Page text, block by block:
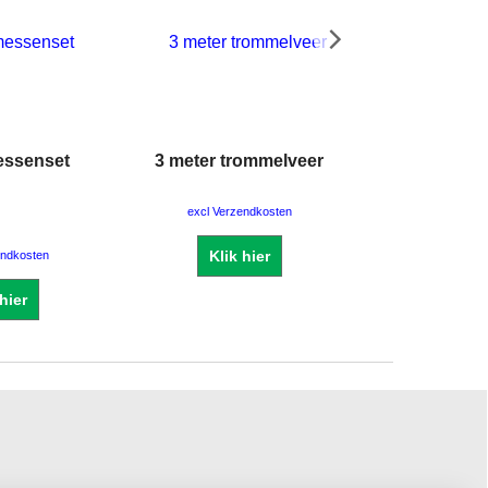
3 meter trommelveer
excl Verzendkosten
Klik hier